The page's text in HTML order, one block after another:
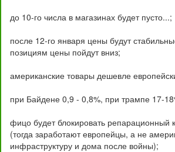
до 10-го числа в магазинах будет пусто...;
после 12-го января цены будут
позициям цены пойдут вниз;
американские товары дешевле
при Байдене 0,9 - 0,8%, при трампе 17-
фицо будет блокировать репарационный
(тогда заработают европейцы, а не
инфраструктуру и дома после войны);